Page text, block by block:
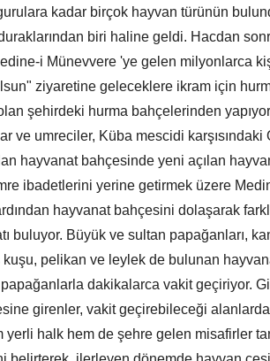
kadar birçok hayvan türünün
biri haline geldi. Hacdan
i Münevvere 'ye gelen milyonlarca
ziyaretine geleceklere ikram için
şehirdeki hurma bahçelerinden
ve umreciler, Küba mescidi karşısındaki
hayvanat bahçesinde yeni açılan
ibadetlerini yerine getirmek üzere
hayvanat bahçesini dolaşarak
buluyor. Büyük ve sultan papağanları,
kuşu, pelikan ve leylek de bulunan
papağanlarla dakikalarca vakit geçiriyor.
girenler, vakit geçirebileceği
yerli halk hem de şehre gelen misafirler